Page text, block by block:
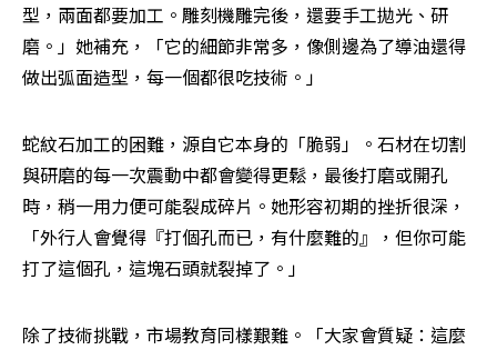
型，兩面都要加工。雕刻機雕完後，還要手工拋光、研
磨。」她補充，「它的細節非常多，像側邊為了導油還得
做出弧面造型，每一個都很吃技術。」
蛇紋石加工的困難，源自它本身的「脆弱」。石材在切割
與研磨的每一次震動中都會變得更鬆，最後打磨或開孔
時，稍一用力便可能裂成碎片。她形容初期的挫折很深，
「外行人會覺得『打個孔而已，有什麼難的』，但你可能
打了這個孔，這塊石頭就裂掉了。」
除了技術挑戰，市場教育同樣艱難。「大家會質疑：這麼